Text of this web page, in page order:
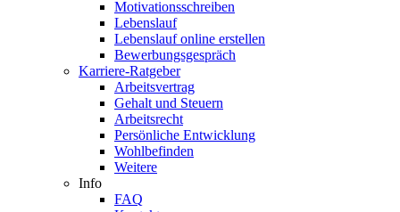
Motivationsschreiben
Lebenslauf
Lebenslauf online erstellen
Bewerbungsgespräch
Karriere-Ratgeber
Arbeitsvertrag
Gehalt und Steuern
Arbeitsrecht
Persönliche Entwicklung
Wohlbefinden
Weitere
Info
FAQ